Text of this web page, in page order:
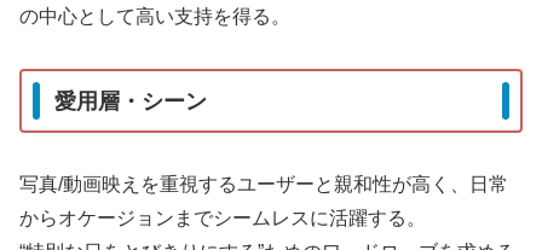
の中心として高い支持を得る。
愛用層・シーン
写真/動画映えを重視するユーザーと親和性が高く、日常
からオケージョンまでシームレスに活躍する。